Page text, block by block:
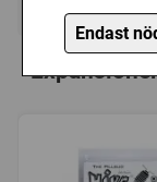
Endast
Övrig
Speltyp:
Kategori: 2-
Länkar: Regler,